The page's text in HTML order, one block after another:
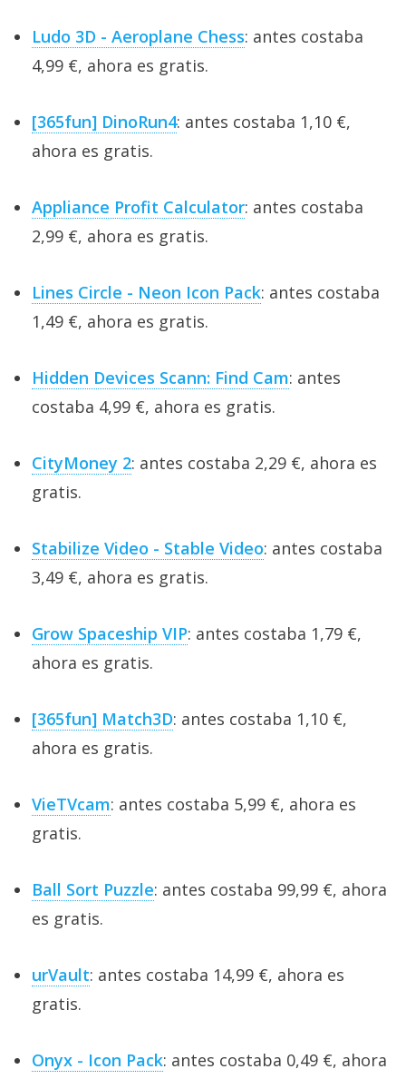
Ludo 3D - Aeroplane Chess: antes costaba
4,99 €, ahora es gratis.
[365fun] DinoRun4: antes costaba 1,10 €,
ahora es gratis.
Appliance Profit Calculator: antes costaba
2,99 €, ahora es gratis.
Lines Circle - Neon Icon Pack: antes costaba
1,49 €, ahora es gratis.
Hidden Devices Scann: Find Cam: antes
costaba 4,99 €, ahora es gratis.
CityMoney 2: antes costaba 2,29 €, ahora es
gratis.
Stabilize Video - Stable Video: antes costaba
3,49 €, ahora es gratis.
Grow Spaceship VIP: antes costaba 1,79 €,
ahora es gratis.
[365fun] Match3D: antes costaba 1,10 €,
ahora es gratis.
VieTVcam: antes costaba 5,99 €, ahora es
gratis.
Ball Sort Puzzle: antes costaba 99,99 €, ahora
es gratis.
urVault: antes costaba 14,99 €, ahora es
gratis.
Onyx - Icon Pack: antes costaba 0,49 €, ahora